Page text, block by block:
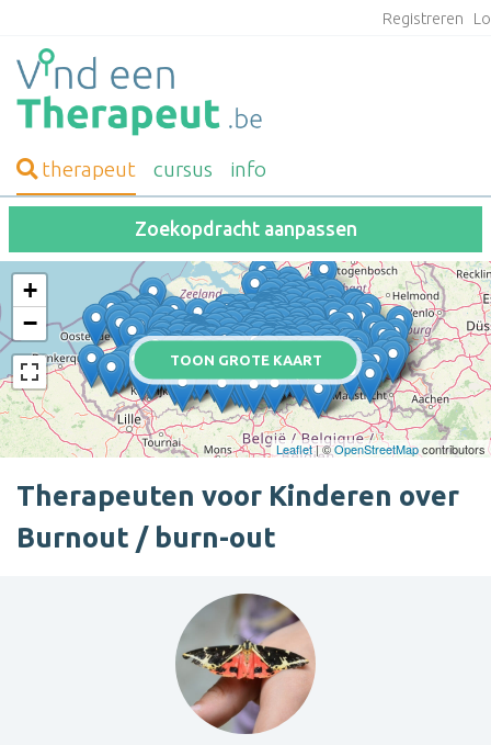
Registreren
therapeut cursus info
Zoekopdracht aanpassen
TOON GROTE KAART
+
−
Leaflet| ©OpenStreetMapcontributors
Therapeuten voor Kinderen over
Burnout / burn-out